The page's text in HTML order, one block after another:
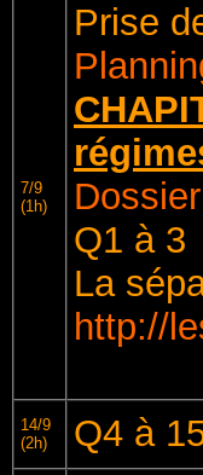
7/9
(1h)
Prise
Q1 à 3
La
http://
14/9
(2h)
Q4 à